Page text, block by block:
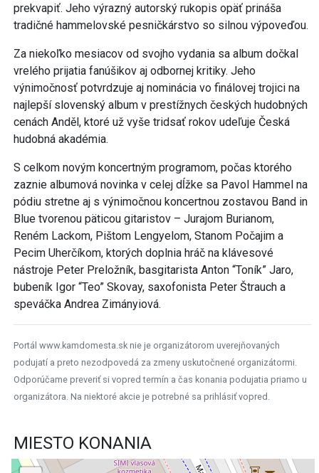
prekvapiť. Jeho výrazný autorský rukopis opäť prináša
tradičné hammelovské pesničkárstvo so silnou výpoveďou.
Za niekoľko mesiacov od svojho vydania sa album dočkal
vrelého prijatia fanúšikov aj odbornej kritiky. Jeho
výnimočnosť potvrdzuje aj nominácia vo finálovej trojici na
najlepší slovenský album v prestížnych českých hudobných
cenách Anděl, ktoré už vyše tridsať rokov udeľuje Česká
hudobná akadémia.
S celkom novým koncertným programom, počas ktorého
zaznie albumová novinka v celej dĺžke sa Pavol Hammel na
pódiu stretne aj s výnimočnou koncertnou zostavou Band in
Blue tvorenou päticou gitaristov – Jurajom Burianom,
Reném Lackom, Pištom Lengyelom, Stanom Počajim a
Pecim Uherčíkom, ktorých doplnia hráč na klávesové
nástroje Peter Preložník, basgitarista Anton “Toník” Jaro,
bubeník Igor “Teo” Skovay, saxofonista Peter Štrauch a
speváčka Andrea Zimányiová.
Portál www.kamdomesta.sk nie je organizátorom uverejňovaných
podujatí a preto nezodpovedá za zmeny uskutočnené organizátormi.
Odporúčame preveriť si vopred termín a čas konania podujatia priamo u
organizátora. Na niektoré akcie je potrebné sa prihlásiť vopred.
MIESTO KONANIA